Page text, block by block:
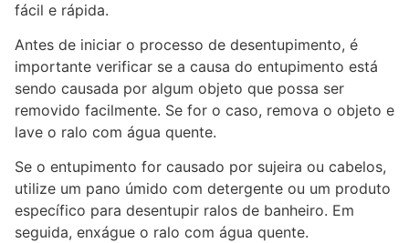
fácil e rápida.
Antes de iniciar o processo de desentupimento, é
importante verificar se a causa do entupimento está
sendo causada por algum objeto que possa ser
removido facilmente. Se for o caso, remova o objeto e
lave o ralo com água quente.
Se o entupimento for causado por sujeira ou cabelos,
utilize um pano úmido com detergente ou um produto
específico para desentupir ralos de banheiro. Em
seguida, enxágue o ralo com água quente.